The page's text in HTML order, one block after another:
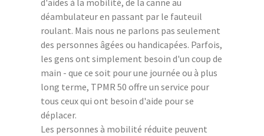
déambulateur en passant par le fauteuil
roulant. Mais nous ne parlons pas seulement
des personnes âgées ou handicapées. Parfois,
les gens ont simplement besoin d'un coup de
main - que ce soit pour une journée ou à plus
long terme, TPMR 50 offre un service pour
tous ceux qui ont besoin d'aide pour se
déplacer.
Les personnes à mobilité réduite peuvent